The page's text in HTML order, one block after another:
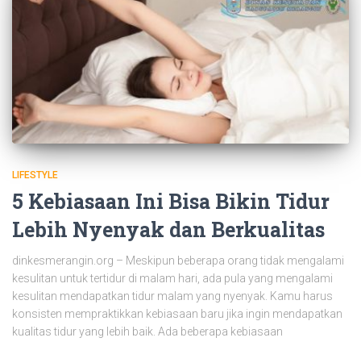
LIFESTYLE
5 Kebiasaan Ini Bisa Bikin Tidur
Lebih Nyenyak dan Berkualitas
dinkesmerangin.org – Meskipun beberapa orang tidak mengalami
kesulitan untuk tertidur di malam hari, ada pula yang mengalami
kesulitan mendapatkan tidur malam yang nyenyak. Kamu harus
konsisten mempraktikkan kebiasaan baru jika ingin mendapatkan
kualitas tidur yang lebih baik. Ada beberapa kebiasaan